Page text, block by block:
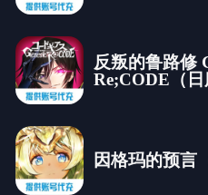
反叛的鲁路修
Re;CODE（
因格玛的预言